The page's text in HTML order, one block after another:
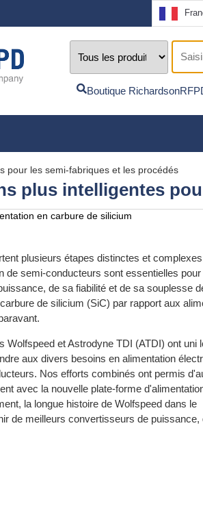
Boutique
pour les semi-fabriques et les procédés
plus intelligentes
en carbure de silicium
plusieurs étapes distinctes et
de semi-conducteurs sont essentielles
de sa fiabilité et de sa souplesse
de silicium (SiC) par rapport aux
Wolfspeed et Astrodyne TDI (ATDI) ont uni
aux divers besoins en alimentation
Nos efforts combinés ont permis
avec la nouvelle plate-forme
la longue histoire de Wolfspeed dans le
de meilleurs convertisseurs de puissance,